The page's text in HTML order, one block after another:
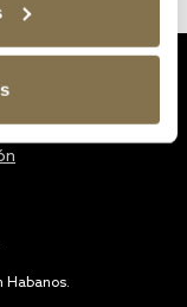
Habanos.